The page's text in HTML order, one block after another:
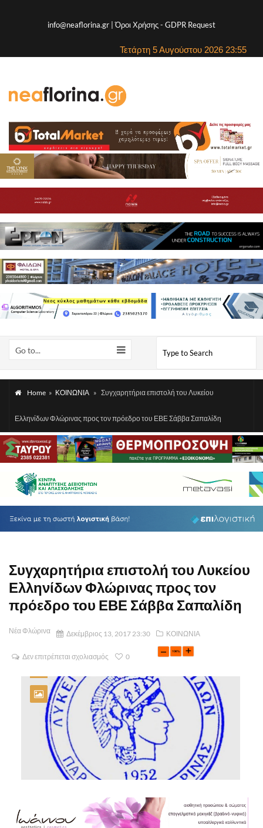
info@neaflorina.gr |Όροι Χρήσης- GDPR Request
Τετάρτη 5 Αυγούστου 2026 23:55
Go to...
Home » ΚΟΙΝΩΝΙΑ » Συγχαρητήρια επιστολή του Λυκείου
Ελληνίδων Φλώρινας προς τον πρόεδρο του ΕΒΕ Σάββα Σαπαλίδη
Συγχαρητήρια επιστολή του Λυκείου
Ελληνίδων Φλώρινας προς τον
πρόεδρο του ΕΒΕ Σάββα Σαπαλίδη
Νέα Φλώρινα Δεκέμβριος 13, 2017 23:30 ΚΟΙΝΩΝΙΑ
Δεν επιτρέπεται σχολιασμός 0